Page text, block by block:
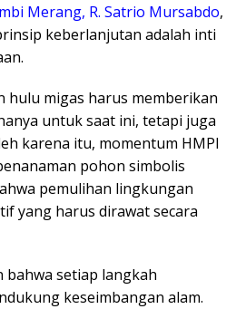
Merang, R. Satrio Mursabdo,
keberlanjutan adalah inti
hulu migas harus memberikan
untuk saat ini, tetapi juga
karena itu, momentum HMPI
pohon simbolis
pemulihan lingkungan
yang harus dirawat secara
bahwa setiap langkah
keseimbangan alam.